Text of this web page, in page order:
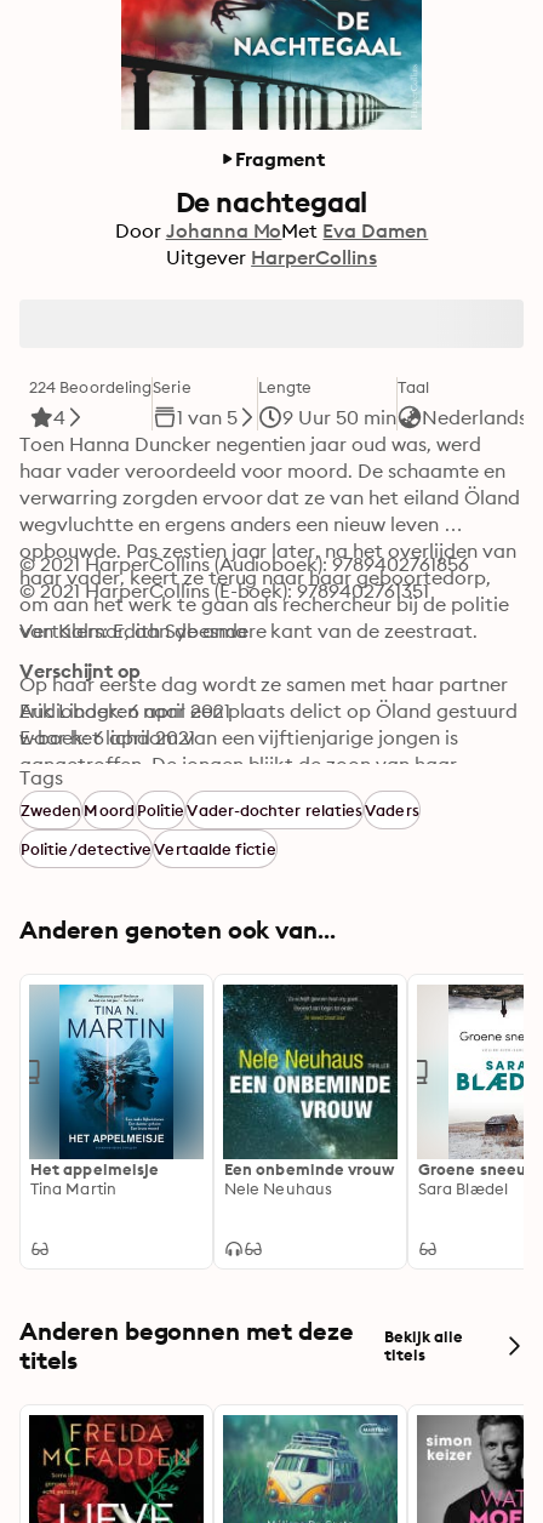
Fragment
De nachtegaal
Door Johanna MoMet Eva Damen
Uitgever HarperCollins
224 Beoordeling
4
Serie
1 van 5
Lengte
9 Uur 50 min
Taal
Nederlands
Toen Hanna Duncker negentien jaar oud was, werd
haar vader veroordeeld voor moord. De schaamte en
verwarring zorgden ervoor dat ze van het eiland Öland
wegvluchtte en ergens anders een nieuw leven
opbouwde. Pas zestien jaar later, na het overlijden van
haar vader, keert ze terug naar haar geboortedorp,
om aan het werk te gaan als rechercheur bij de politie
van Kalmar, aan de andere kant van de zeestraat.
Op haar eerste dag wordt ze samen met haar partner
Erik Lindgren naar een plaats delict op Öland gestuurd
waar het lichaam van een vijftienjarige jongen is
aangetroffen. De jongen blijkt de zoon van haar
jeugdvriendin te zijn. De zaak trekt de aandacht van
veel bewoners, die Hanna's terugkeer niet allemaal
waarderen, getuige de dreigende, anonieme
telefoontjes die ze krijgt. Wat is er precies aan de hand
© 2021 HarperCollins (Audioboek): 9789402761856
© 2021 HarperCollins (E-boek): 9789402761351
Vertalers: Edith Sybesma
Verschijnt op
Audioboek: 6 april 2021
E-boek: 6 april 2021
Tags
ZwedenMoordPolitieVader-dochter relatiesVaders
Politie/detectiveVertaalde fictie
Anderen genoten ook van...
Het appelmeisje
Tina Martin
Een onbeminde vrouw
Nele Neuhaus
Groene sneeuw
Sara Blædel
Anderen begonnen met deze
titels
Bekijk alle
titels